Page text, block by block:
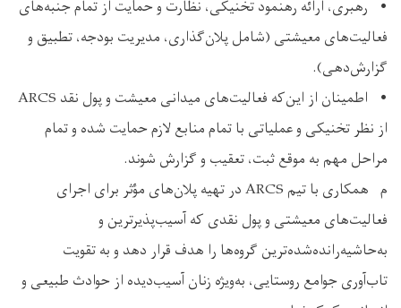
• رهبری، ارائه رهنمود تخنیکی، نظارت و حمایت از تمام جنبه‌های
فعالیت‌های معیشتی (شامل پلان‌گذاری، مدیریت بودجه، تطبیق و
گزارش‌دهی).
• اطمینان از این‌که فعالیت‌های میدانی معیشت و پول نقد ARCS
از نظر تخنیکی و عملیاتی با تمام منابع لازم حمایت شده و تمام
مراحل مهم به ‌موقع ثبت، تعقیب و گزارش شوند.
م همکاری با تیم ARCS در تهیه پلان‌های مؤثر برای اجرای
فعالیت‌های معیشتی و پول نقدی که آسیب‌پذیرترین و
به‌حاشیه‌رانده‌شده‌ترین گروه‌ها را هدف قرار دهد و به تقویت
تاب‌آوری جوامع روستایی، به‌ویژه زنان آسیب‌دیده از حوادث طبیعی و